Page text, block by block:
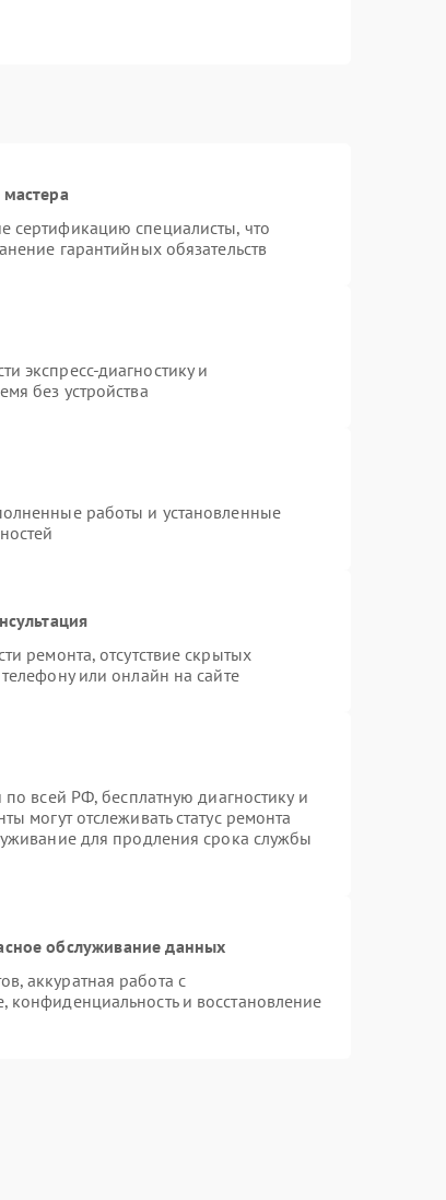
сертификацию специалисты, что
гарантийных обязательств
экспресс-диагностику и
без устройства
работы и установленные
ремонта, отсутствие скрытых
или онлайн на сайте
всей РФ, бесплатную диагностику и
могут отслеживать статус ремонта
для продления срока службы
обслуживание данных
аккуратная работа с
и восстановление